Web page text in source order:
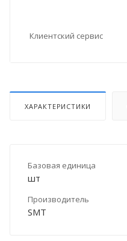
Клиентский сервис
ХАРАКТЕРИСТИКИ
Базовая единица
шт
Производитель
SMT